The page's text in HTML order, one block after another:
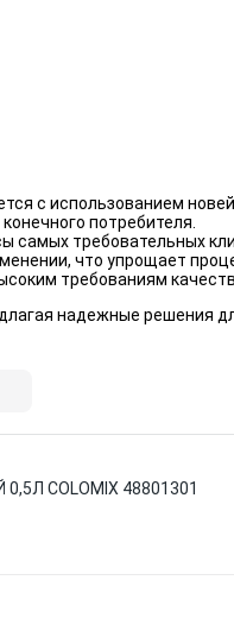
с использованием
потребителя.
самых требовательных
что упрощает
требованиям
надежные решения
COLOMIX 48801301